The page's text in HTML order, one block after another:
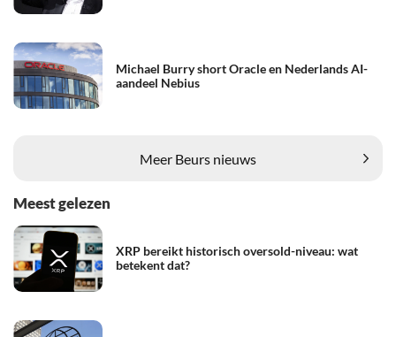
Michael Burry short Oracle en Nederlands AI-
aandeel Nebius
Meer Beurs nieuws
Meest gelezen
XRP bereikt historisch oversold-niveau: wat
betekent dat?